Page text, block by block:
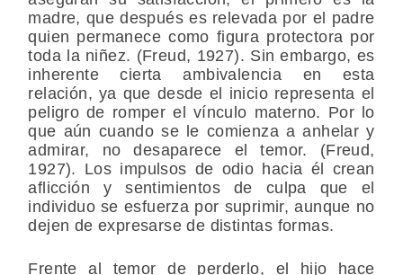
madre, que después es relevada por el padre
quien permanece como figura protectora por
toda la niñez. (Freud, 1927). Sin embargo, es
inherente cierta ambivalencia en esta
relación, ya que desde el inicio representa el
peligro de romper el vínculo materno. Por lo
que aún cuando se le comienza a anhelar y
admirar, no desaparece el temor. (Freud,
1927). Los impulsos de odio hacia él crean
aflicción y sentimientos de culpa que el
individuo se esfuerza por suprimir, aunque no
dejen de expresarse de distintas formas.
Frente al temor de perderlo, el hijo hace